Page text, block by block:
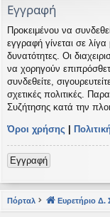
Εγγραφή
Προκειμένου να
εγγραφή γίνεται σε
δυνατότητες. Οι
να χορηγούν
συνδεθείτε,
σχετικές πολιτικές.
Συζήτησης κατά την
Όροι χρήσης |
Εγγραφή
Πόρταλ Ευρετήριο Δ.